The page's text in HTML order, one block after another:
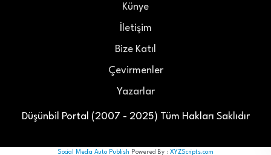
Düşünbil Portal (2007 - 2025) Tüm Hakları Saklıdır
Künye
İletişim
Bize Katıl
Çevirmenler
Yazarlar
Social Media Auto Publish Powered By : XYZScripts.com